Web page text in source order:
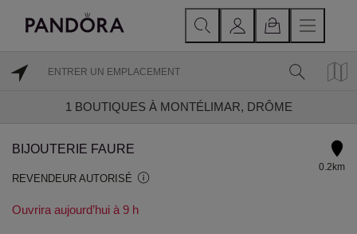
1 BOUTIQUES À MONTÉLIMAR, DRÔME
BIJOUTERIE FAURE
REVENDEUR AUTORISÉ
Ouvrira aujourd’hui à 9 h
0.2km